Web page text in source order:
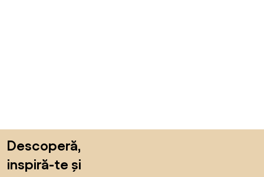
Descoperă,
inspiră-te și